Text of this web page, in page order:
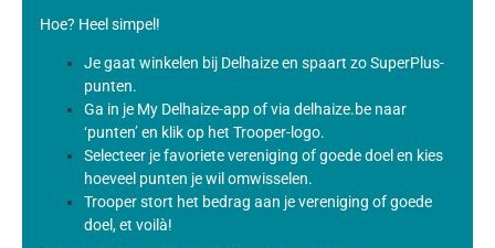
Hoe? Heel simpel!
Je gaat winkelen bij Delhaize en spaart zo SuperPlus-
punten.
Ga in je My Delhaize-app of via delhaize.be naar
‘punten’ en klik op het Trooper-logo.
Selecteer je favoriete vereniging of goede doel en kies
hoeveel punten je wil omwisselen.
Trooper stort het bedrag aan je vereniging of goede
doel, et voilà!